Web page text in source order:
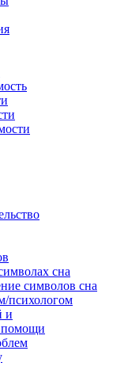
сна
символов сна
психологом
и
помощи